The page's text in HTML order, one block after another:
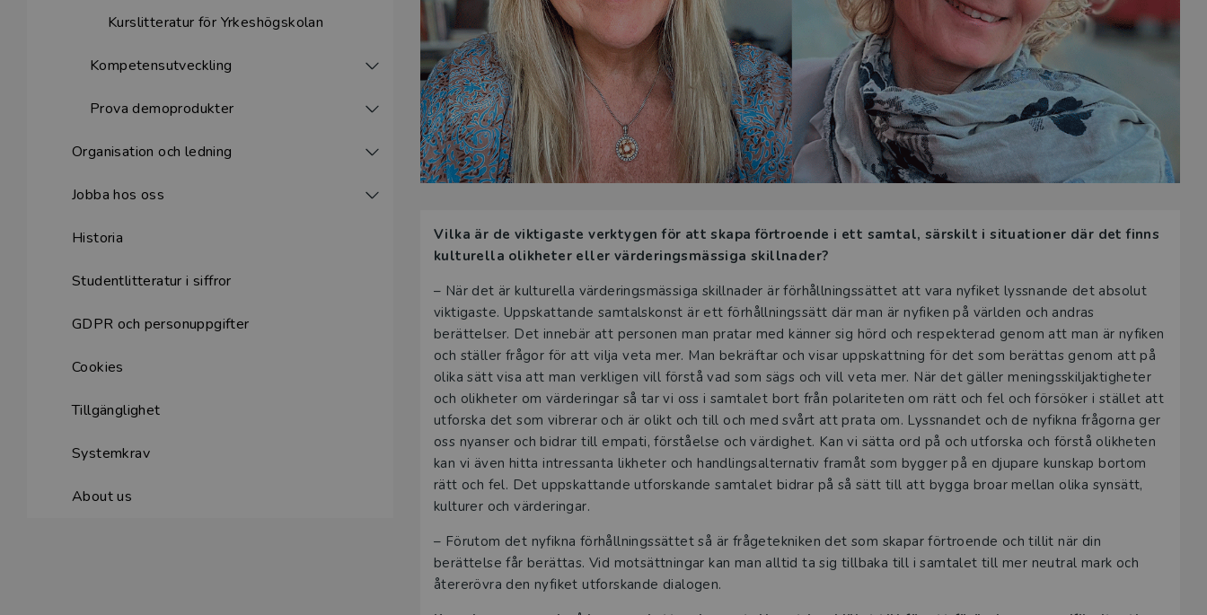
Kurslitteratur för Yrkeshögskolan
Kompetensutveckling
Prova demoprodukter
Organisation och ledning
Jobba hos oss
Historia
Studentlitteratur i siffror
GDPR och personuppgifter
Cookies
Tillgänglighet
Systemkrav
About us
Vilka är de viktigaste verktygen för att skapa förtroende i ett samtal, särskilt i situationer där det finns
kulturella olikheter eller värderingsmässiga skillnader?
– När det är kulturella värderingsmässiga skillnader är förhållningssättet att vara nyfiket lyssnande det absolut
viktigaste. Uppskattande samtalskonst är ett förhållningssätt där man är nyfiken på världen och andras
berättelser. Det innebär att personen man pratar med känner sig hörd och respekterad genom att man är nyfiken
och ställer frågor för att vilja veta mer. Man bekräftar och visar uppskattning för det som berättas genom att på
olika sätt visa att man verkligen vill förstå vad som sägs och vill veta mer. När det gäller meningsskiljaktigheter
och olikheter om värderingar så tar vi oss i samtalet bort från polariteten om rätt och fel och försöker i stället att
utforska det som vibrerar och är olikt och till och med svårt att prata om. Lyssnandet och de nyfikna frågorna ger
oss nyanser och bidrar till empati, förståelse och värdighet. Kan vi sätta ord på och utforska och förstå olikheten
kan vi även hitta intressanta likheter och handlingsalternativ framåt som bygger på en djupare kunskap bortom
rätt och fel. Det uppskattande utforskande samtalet bidrar på så sätt till att bygga broar mellan olika synsätt,
kulturer och värderingar.
– Förutom det nyfikna förhållningssättet så är frågetekniken det som skapar förtroende och tillit när din
berättelse får berättas. Vid motsättningar kan man alltid ta sig tillbaka till i samtalet till mer neutral mark och
återerövra den nyfiket utforskande dialogen.